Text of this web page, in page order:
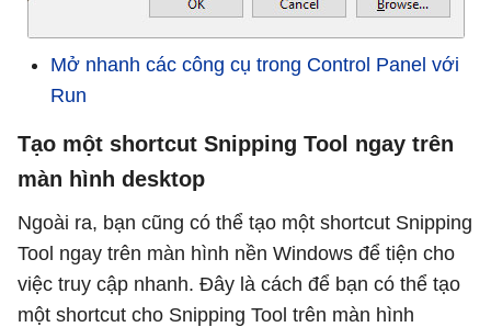
Mở nhanh các công cụ trong Control Panel với
Run
Tạo một shortcut Snipping Tool ngay trên
màn hình desktop
Ngoài ra, bạn cũng có thể tạo một shortcut Snipping
Tool ngay trên màn hình nền Windows để tiện cho
việc truy cập nhanh. Đây là cách để bạn có thể tạo
một shortcut cho Snipping Tool trên màn hình